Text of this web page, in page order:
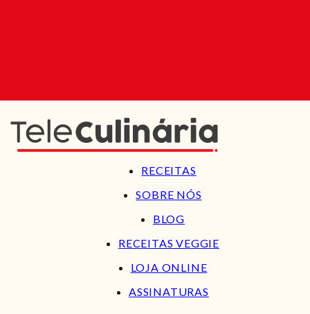
RECEITAS
SOBRE NÓS
BLOG
RECEITAS VEGGIE
LOJA ONLINE
ASSINATURAS